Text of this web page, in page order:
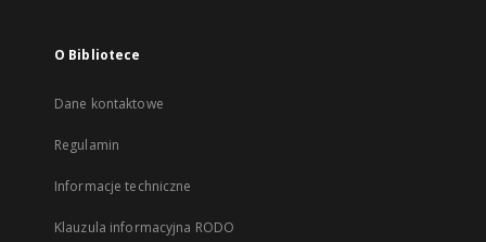
O Bibliotece
Dane kontaktowe
Regulamin
Informacje techniczne
Klauzula informacyjna RODO